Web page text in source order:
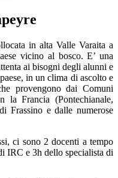
in alta Valle Varaita a
vicino al bosco.E’ una
ai bisogni degli alunni e
in un clima di ascolto e
provengono dai Comuni
la Francia (Pontechianale,
Frassino e dalle numerose
ci sono 2 docenti a tempo
IRC e 3h dello specialista di